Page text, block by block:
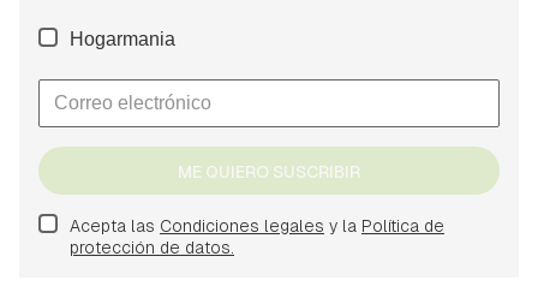
Hogarmania
ME QUIERO SUSCRIBIR
Acepta las Condiciones legales y la Política de
protección de datos.